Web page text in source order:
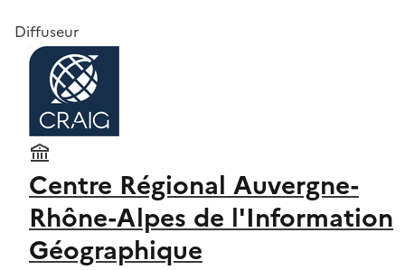
Diffuseur
Centre Régional Auvergne-
Rhône-Alpes de l'Information
Géographique